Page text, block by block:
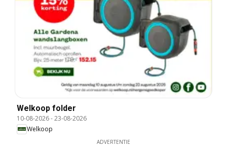
Welkoop folder
10-08-2026-23-08-2026
Welkoop
ADVERTENTIE